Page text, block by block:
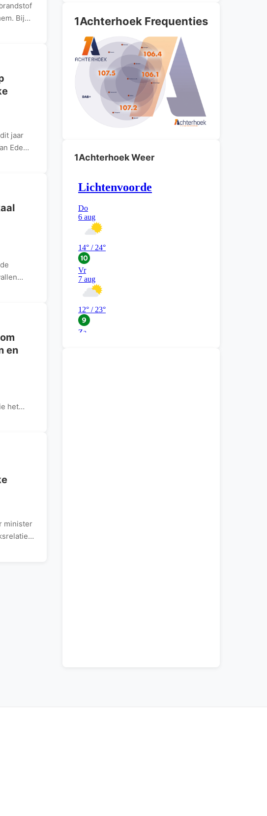
Bij
jaar
Ede
en
het
minister
1Achterhoek Frequenties
1Achterhoek Weer